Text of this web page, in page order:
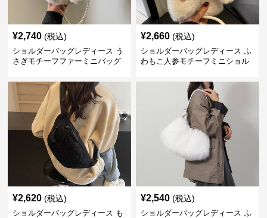
¥2,740 (税込)
ショルダーバッグレディース う
さぎモチーフファーミニバッグ
¥2,660 (税込)
ショルダーバッグレディース ふ
わもこ人参モチーフミニショル
¥2,620 (税込)
ショルダーバッグレディース も
¥2,540 (税込)
ショルダーバッグレディース ふ